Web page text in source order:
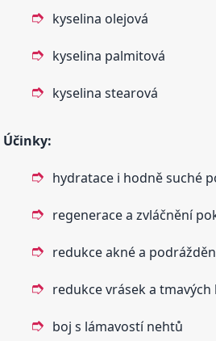
kyselina olejová
kyselina palmitová
kyselina stearová
Účinky:
hydratace i hodně suché
regenerace a zvláčnění
redukce akné a
redukce vrásek a
boj s lámavostí nehtů